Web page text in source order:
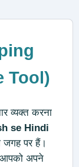
Tool)
व्यक्त करना
se Hindi
जगह पर हैं।
अपने